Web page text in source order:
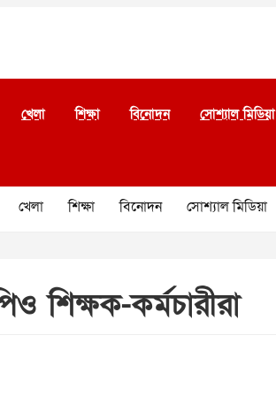
খেলা শিক্ষা বিনোদন সোশ্যাল মিডিয়া
খেলা শিক্ষা বিনোদন সোশ্যাল মিডিয়া
শিক্ষক-কর্মচারীরা